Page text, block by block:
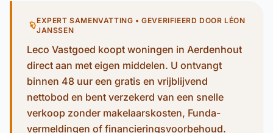
EXPERT SAMENVATTING • GEVERIFIEERD DOOR LÉON
JANSSEN
Leco Vastgoed koopt woningen in Aerdenhout
direct aan met eigen middelen. U ontvangt
binnen 48 uur een gratis en vrijblijvend
nettobod en bent verzekerd van een snelle
verkoop zonder makelaarskosten, Funda-
vermeldingen of financieringsvoorbehoud.